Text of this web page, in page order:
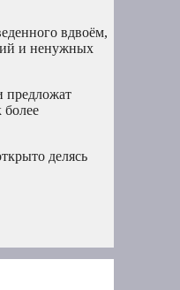
вдвоём,
и ненужных
предложат
более
делясь